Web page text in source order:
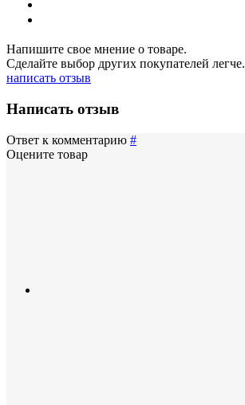
Напишите свое мнение о товаре.
Сделайте выбор других покупателей легче.
написать отзыв
Написать отзыв
Ответ к комментарию #
Оцените товар